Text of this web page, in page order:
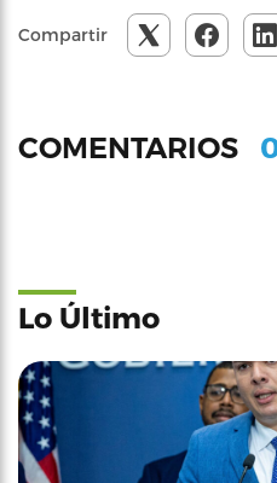
Compartir
COMENTARIOS
Lo Último